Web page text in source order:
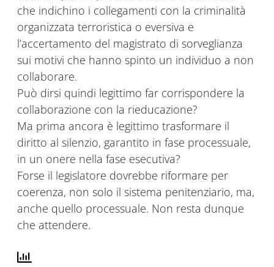
che indichino i collegamenti con la criminalità
organizzata terroristica o eversiva e
l’accertamento del magistrato di sorveglianza
sui motivi che hanno spinto un individuo a non
collaborare.
Può dirsi quindi legittimo far corrispondere la
collaborazione con la rieducazione?
Ma prima ancora è legittimo trasformare il
diritto al silenzio, garantito in fase processuale,
in un onere nella fase esecutiva?
Forse il legislatore dovrebbe riformare per
coerenza, non solo il sistema penitenziario, ma,
anche quello processuale. Non resta dunque
che attendere.